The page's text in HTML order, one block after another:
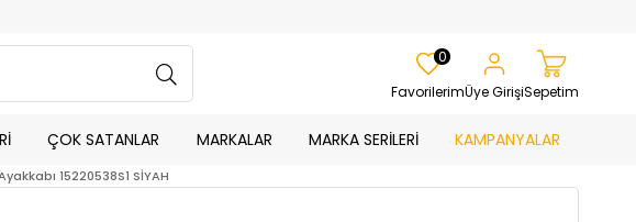
Favorilerim
0
Üye GirişiSepetim
ÇOK SATANLAR MARKALAR MARKA SERİLERİ KAMPANYALAR
15220538S1 SİYAH